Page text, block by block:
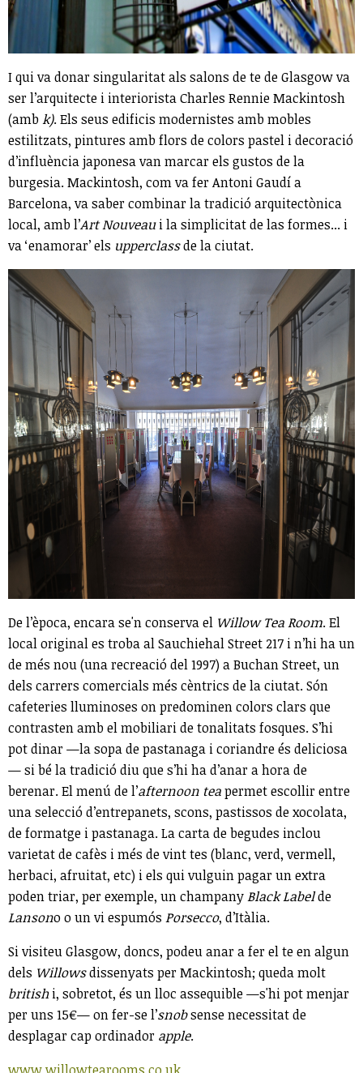
I qui va donar singularitat als salons de te de Glasgow va
ser l’arquitecte i interiorista Charles Rennie Mackintosh
(ambk). Els seus edificis modernistes amb mobles
estilitzats, pintures amb flors de colors pastel i decoració
d’influència japonesa van marcar els gustos de la
burgesia. Mackintosh, com va fer Antoni Gaudí a
Barcelona, va saber combinar la tradició arquitectònica
local, amb l’Art Nouveaui la simplicitat de las formes... i
va ‘enamorar’ els upperclassde la ciutat.
De l’època, encara se'n conserva el Willow Tea Room. El
local original es troba al Sauchiehal Street 217 i n’hi ha un
de més nou (una recreació del 1997) a Buchan Street, un
dels carrers comercials més cèntrics de la ciutat. Són
cafeteries lluminoses on predominen colors clars que
contrasten amb el mobiliari de tonalitats fosques. S’hi
pot dinar —la sopa de pastanaga i coriandre és deliciosa
— si bé la tradició diu que s’hi ha d’anar a hora de
berenar. El menú de l’afternoon teapermet escollir entre
una selecció d’entrepanets, scons, pastissos de xocolata,
de formatge i pastanaga. La carta de begudes inclou
varietat de cafès i més de vint tes (blanc, verd, vermell,
herbaci, afruitat, etc) i els qui vulguin pagar un extra
poden triar, per exemple, un champanyBlack Labelde
Lansono o un vi espumós Porsecco, d’Itàlia.
Si visiteu Glasgow, doncs, podeu anar a fer el te en algun
dels Willowsdissenyats per Mackintosh; queda molt
britishi, sobretot, és un lloc assequible —s'hi pot menjar
per uns 15€— on fer-se l’snobsense necessitat de
desplagar cap ordinador apple.